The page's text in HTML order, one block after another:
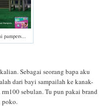
Sebagai seorang bapa aku
dari bayi sampailah ke kanak-
sebulan. Tu pun pakai brand
poko.